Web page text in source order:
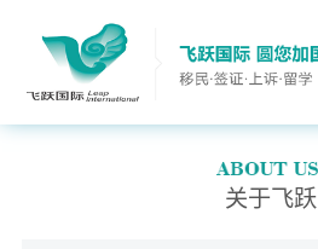
关于飞跃